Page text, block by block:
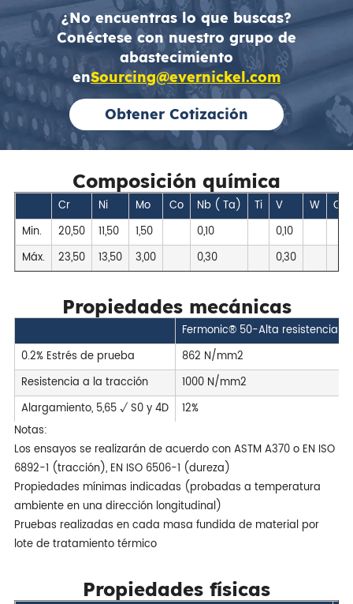
¿No encuentras lo que buscas?
Conéctese con nuestro grupo de
abastecimiento
enSourcing@evernickel.com
Obtener Cotización
Composición química
Cr Ni Mo Co Nb ( Ta) Ti V W
Cu
Min.
20,50 11,50 1,50 0,10
0,10
Máx.
23,50 13,50 3,00 0,30 0,30
Propiedades mecánicas
Fermonic® 50-Alta resistencia
0.2% Estrés de prueba
862 N/mm2
Resistencia a la tracción
1000 N/mm2
Alargamiento, 5,65 √ S0 y 4D
12%
Notas:
Los ensayos se realizarán de acuerdo con ASTM A370 o EN ISO
6892-1 (tracción), EN ISO 6506-1 (dureza)
Propiedades mínimas indicadas (probadas a temperatura
ambiente en una dirección longitudinal)
Pruebas realizadas en cada masa fundida de material por
lote de tratamiento térmico
Propiedades físicas